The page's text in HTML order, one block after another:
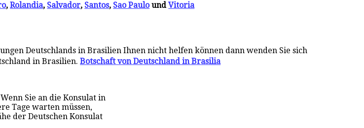
,Rolandia, Salvador, Santos, Sao PauloundVitoria
Deutschlands in Brasilien Ihnen nicht helfen können dann wenden Sie sich
in Brasilien.Botschaft von Deutschland in Brasilia
Wenn Sie an die Konsulat in
Tage warten müssen,
der Deutschen Konsulat